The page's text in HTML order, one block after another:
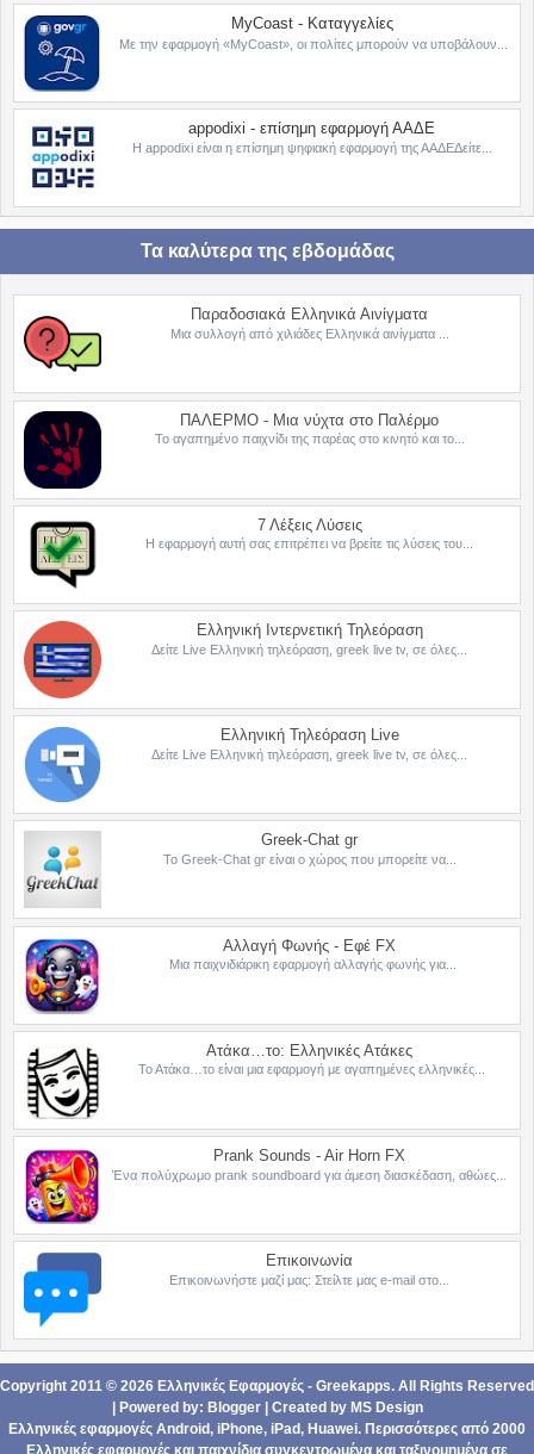
MyCoast - Καταγγελίες
Με την εφαρμογή «MyCoast», οι πολίτες μπορούν να υποβάλουν...
appodixi - επίσημη εφαρμογή ΑΑΔΕ
Η appodixi είναι η επίσημη ψηφιακή εφαρμογή της ΑΑΔΕΔείτε...
Τα καλύτερα της εβδομάδας
Παραδοσιακά Ελληνικά Αινίγματα
Μια συλλογή από χιλιάδες Ελληνικά αινίγματα ...
ΠΑΛΕΡΜΟ - Μια νύχτα στο Παλέρμο
Το αγαπημένο παιχνίδι της παρέας στο κινητό και το...
7 Λέξεις Λύσεις
Η εφαρμογή αυτή σας επιτρέπει να βρείτε τις λύσεις του...
Ελληνική Ιντερνετική Τηλεόραση
Δείτε Live Ελληνική τηλεόραση, greek live tv, σε όλες...
Ελληνική Τηλεόραση Live
Δείτε Live Ελληνική τηλεόραση, greek live tv, σε όλες...
Greek-Chat gr
Το Greek-Chat gr είναι ο χώρος που μπορείτε να...
Αλλαγή Φωνής - Εφέ FX
Μια παιχνιδιάρικη εφαρμογή αλλαγής φωνής για...
Ατάκα…το: Ελληνικές Ατάκες
Το Ατάκα…το είναι μια εφαρμογή με αγαπημένες ελληνικές...
Prank Sounds - Air Horn FX
Ένα πολύχρωμο prank soundboard για άμεση διασκέδαση, αθώες...
Επικοινωνία
Επικοινωνήστε μαζί μας: Στείλτε μας e-mail στο...
Copyright 2011 © 2026 Ελληνικές Εφαρμογές - Greekapps. All Rights Reserved
| Powered by: Blogger| Created by MS Design
Ελληνικές εφαρμογές Android, iPhone, iPad, Ηuawei. Περισσότερες από 2000
Ελληνικές εφαρμογές και παιχνίδια συγκεντρωμένα και ταξινομημένα σε